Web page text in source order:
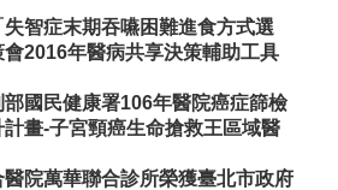
智症末期吞嚥困難進食方式選
2016年醫病共享決策輔助工具
國民健康署106年醫院癌症篩檢
畫-子宮頸癌生命搶救王區域醫
院萬華聯合診所榮獲臺北市政府